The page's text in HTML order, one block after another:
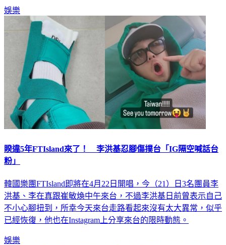
娛樂
睽違5年FTIsland來了！ 李洪基忍腳傷撲台「IG隔空喊話台
粉」
韓國樂團FTIsland即將在4月22日開唱，今（21）日3名團員李
洪基、李在真跟崔敏煥中午來台，不過李洪基日前曾表示自己
不小心腳扭到，所幸今天來台走路看起來沒有太大異常，似乎
已經恢復，他也在Instagram上分享來台的限時動態。
娛樂